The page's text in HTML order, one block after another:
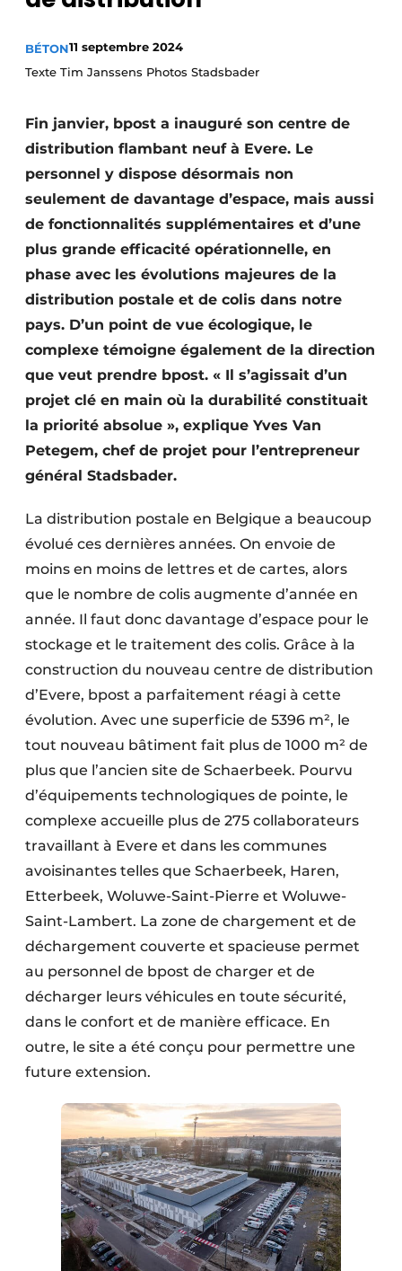
Video’s
Construction bois
Contrôle d’accès
Éclairage
Fondations
Façades
Géotextiles
Infrastructures souterraines et égouttage
Protection solaire
Rénovation
Software
Travaux ferroviaires
BÉTON11 septembre 2024
Texte Tim Janssens Photos Stadsbader
Fin janvier, bpost a inauguré son centre de
distribution flambant neuf à Evere. Le
personnel y dispose désormais non
seulement de davantage d’espace, mais aussi
de fonctionnalités supplémentaires et d’une
plus grande efficacité opérationnelle, en
phase avec les évolutions majeures de la
distribution postale et de colis dans notre
pays. D’un point de vue écologique, le
complexe témoigne également de la direction
que veut prendre bpost. « Il s’agissait d’un
projet clé en main où la durabilité constituait
la priorité absolue », explique Yves Van
Petegem, chef de projet pour l’entrepreneur
général Stadsbader.
La distribution postale en Belgique a beaucoup
évolué ces dernières années. On envoie de
moins en moins de lettres et de cartes, alors
que le nombre de colis augmente d’année en
année. Il faut donc davantage d’espace pour le
stockage et le traitement des colis. Grâce à la
construction du nouveau centre de distribution
d’Evere, bpost a parfaitement réagi à cette
évolution. Avec une superficie de 5396 m², le
tout nouveau bâtiment fait plus de 1000 m² de
plus que l’ancien site de Schaerbeek. Pourvu
d’équipements technologiques de pointe, le
complexe accueille plus de 275 collaborateurs
travaillant à Evere et dans les communes
avoisinantes telles que Schaerbeek, Haren,
Etterbeek, Woluwe-Saint-Pierre et Woluwe-
Saint-Lambert. La zone de chargement et de
déchargement couverte et spacieuse permet
au personnel de bpost de charger et de
décharger leurs véhicules en toute sécurité,
dans le confort et de manière efficace. En
outre, le site a été conçu pour permettre une
future extension.